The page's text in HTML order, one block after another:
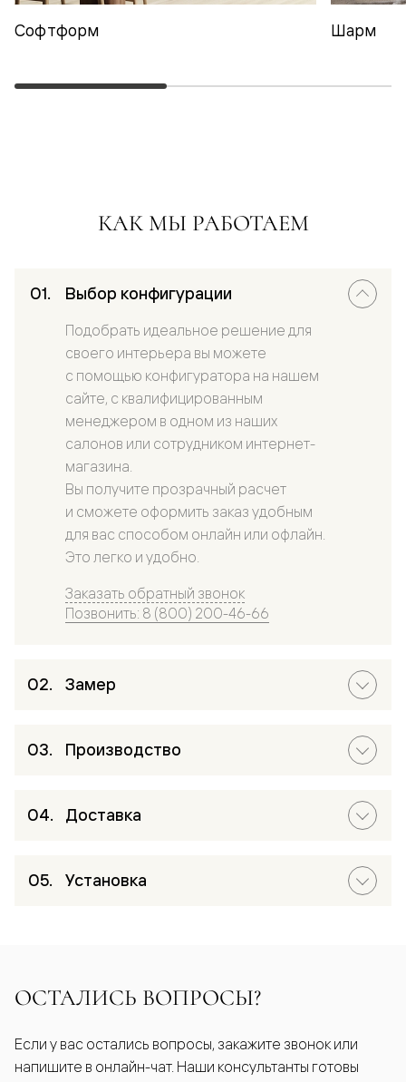
Софтформ Шарм
КАК МЫ РАБОТАЕМ
Выбор конфигурации
Подобрать идеальное решение для
своего интерьера вы можете
с помощью конфигуратора на нашем
сайте, с квалифицированным
менеджером в одном из наших
салонов или сотрудником интернет-
магазина.
Вы получите прозрачный расчет
и сможете оформить заказ удобным
для вас способом онлайн или офлайн.
Это легко и удобно.
Заказать обратный звонок
Позвонить: 8 (800) 200-46-66
Замер
Производство
Доставка
Установка
ОСТАЛИСЬ ВОПРОСЫ?
Если у вас остались вопросы, закажите звонок или
напишите в онлайн-чат. Наши консультанты готовы